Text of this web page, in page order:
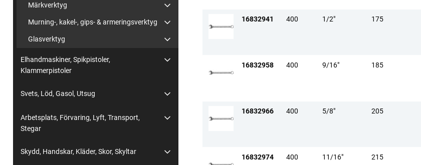
Märkverktyg
Murning-, kakel-, gips- & armeringsverktyg
Glasverktyg
Elhandmaskiner, Spikpistoler,
Klammerpistoler
Svets, Löd, Gasol, Utsug
Arbetsplats, Förvaring, Lyft, Transport,
Stegar
Skydd, Handskar, Kläder, Skor, Skyltar
16832941 400 1/2" 175
16832958 400 9/16" 185
16832966 400 5/8" 205
16832974 400 11/16" 215